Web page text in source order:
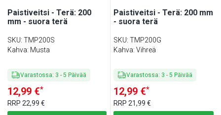
Paistiveitsi - Terä: 200
mm - suora terä
SKU: TMP200S
Kahva: Musta
Varastossa: 3 - 5 Päivää
12,99 €*
RRP 22,99 €
Paistiveitsi - Terä: 200 mm
- suora terä
SKU:TMP200G
Kahva: Vihreä
Varastossa: 3 -5 Päivää
12,99 €*
RRP21,99 €